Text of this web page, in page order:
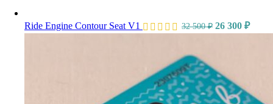
Ride Engine Contour Seat V1 32 500₽ 26 300 ₽